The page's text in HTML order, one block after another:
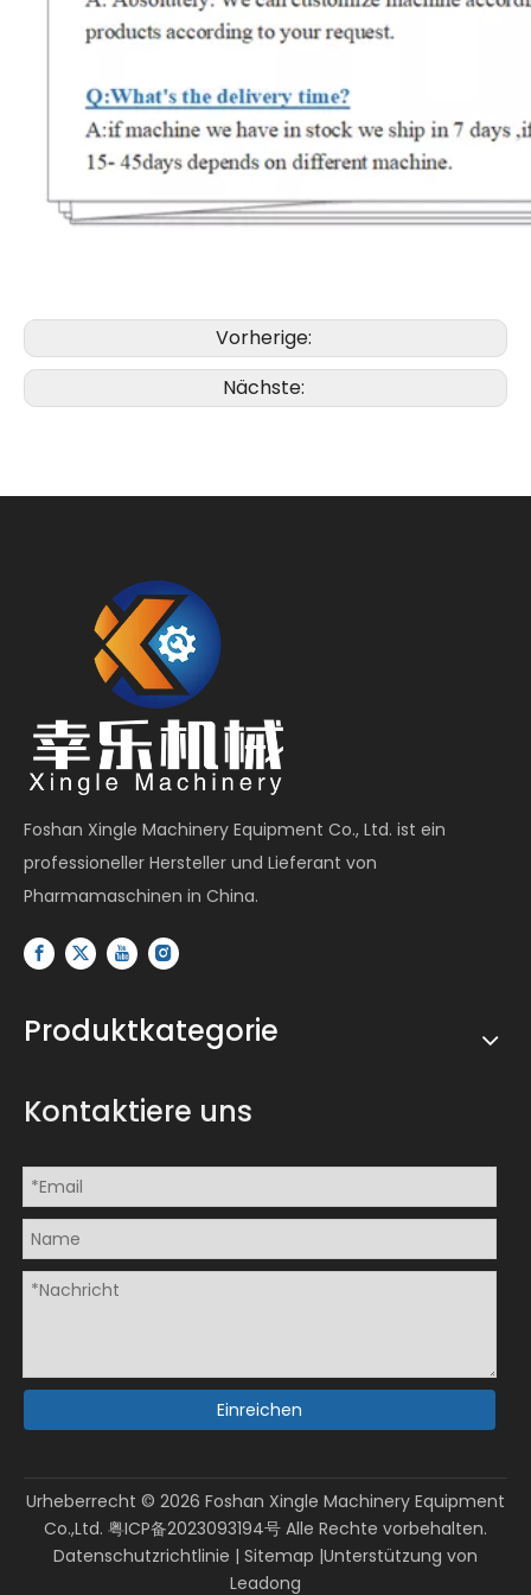
Vorherige:
Nächste:
Foshan Xingle Machinery Equipment Co., Ltd. ist ein
professioneller Hersteller und Lieferant von
Pharmamaschinen in China.
Produktkategorie
Kontaktiere uns
Einreichen
Urheberrecht © 2026 Foshan Xingle Machinery Equipment
Co.,Ltd. 粤ICP备2023093194号 Alle Rechte vorbehalten.
Datenschutzrichtlinie | Sitemap |Unterstützung von
Leadong